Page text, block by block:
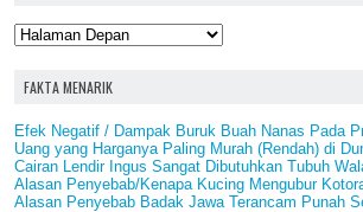
FAKTA MENARIK
Efek Negatif / Dampak Buruk Buah Nanas Pada
Uang yang Harganya Paling Murah (Rendah) di
Cairan Lendir Ingus Sangat Dibutuhkan Tubuh
Alasan Penyebab/Kenapa Kucing Mengubur
Alasan Penyebab Badak Jawa Terancam Punah